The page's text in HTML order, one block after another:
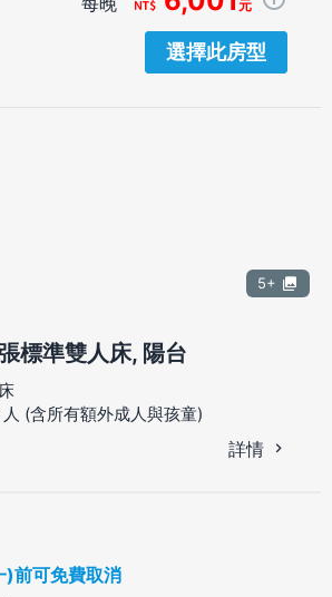
元
選擇此房型
5+
標準雙人床, 陽台
(含所有額外成人與孩童)
詳情
前可免費取消